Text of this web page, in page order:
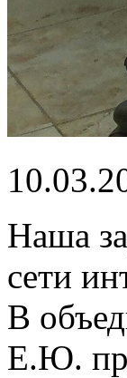
Наша
сети
В
Е.Ю.